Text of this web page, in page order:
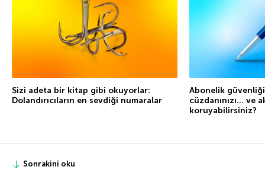
Sizi adeta bir kitap gibi okuyorlar:
Dolandırıcıların en sevdiği numaralar
Abonelik güvenliği:
cüzdanınızı… ve
koruyabilirsiniz?
Sonrakini oku